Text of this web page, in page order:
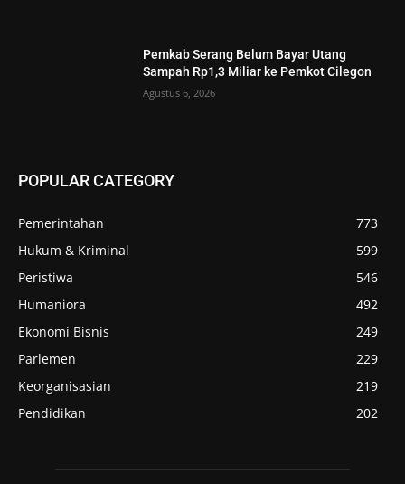
Pemkab Serang Belum Bayar Utang
Sampah Rp1,3 Miliar ke Pemkot Cilegon
Agustus 6, 2026
POPULAR CATEGORY
Pemerintahan
773
Hukum & Kriminal
599
Peristiwa
546
Humaniora
492
Ekonomi Bisnis
249
Parlemen
229
Keorganisasian
219
Pendidikan
202